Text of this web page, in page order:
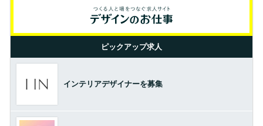
ピックアップ求人
インテリアデザイナーを募集